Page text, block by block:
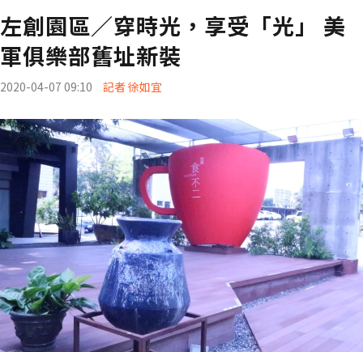
左創園區／穿時光，享受「光」 美
軍俱樂部舊址新裝
2020-04-07 09:10 記者 徐如宜